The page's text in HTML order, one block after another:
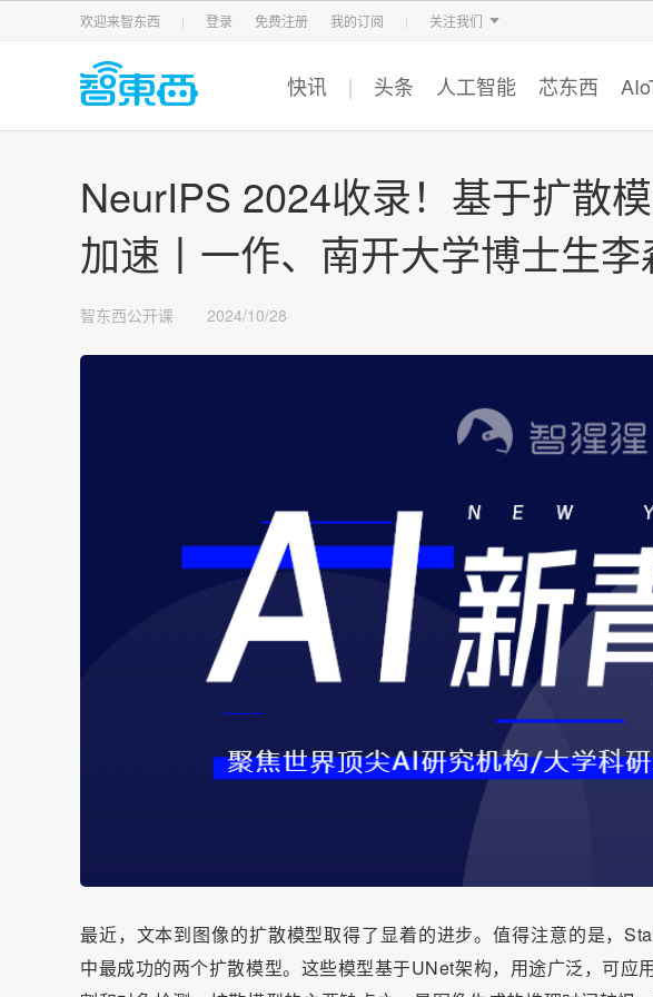
欢迎来智东西 登录 免费注册 我的订阅 关注我们
智东西 车东西 芯东西 智猩猩
快讯 头条 人工智能 芯东西
NeurIPS 2024收录！基于扩散
加速丨一作、南开大学博士生
智东西公开课 2024/10/28
最近，文本到图像的扩散模型取得了显着的进步。值得注意的是，
中最成功的两个扩散模型。这些模型基于UNet架构，用途广泛，可应